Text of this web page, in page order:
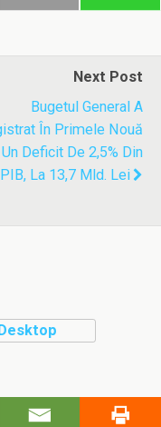
Next Post
Bugetul General A
În Primele Nouă
Deficit De 2,5% Din
PIB, La 13,7 Mld. Lei